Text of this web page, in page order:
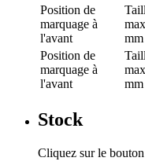
Position de
marquage à
l'avant
mm
Position de
marquage à
l'avant
mm
Stock
Cliquez sur le